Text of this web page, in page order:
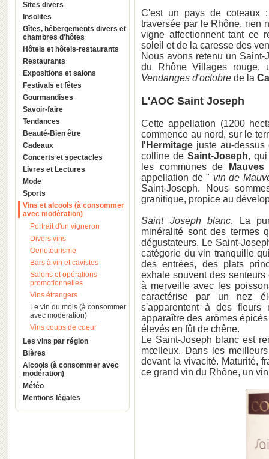
Sites divers
Insolites
Gîtes, hébergements divers et
chambres d'hôtes
Hôtels et hôtels-restaurants
Restaurants
Expositions et salons
Festivals et fêtes
Gourmandises
Savoir-faire
Tendances
Beauté-Bien être
Cadeaux
Concerts et spectacles
Livres et Lectures
Mode
Sports
Vins et alcools (à consommer
avec modération)
Portrait d'un vigneron
Divers vins
Oenotourisme
Bars à vin et cavistes
Salons et opérations
promotionnelles
Vins étrangers
Le vin du mois (à consommer
avec modération)
Vins coups de coeur
Les vins par région
Bières
Alcools (à consommer avec
modération)
Météo
Mentions légales
C'est un pays de coteaux
traversée par le Rhône, rien
vigne affectionnent tant ce
soleil et de la caresse des
Nous avons retenu un
du Rhône Villages
Vendanges d'octobre de la
L'AOC Saint Joseph
Cette appellation (1200
commence au nord, sur le
l'Hermitage juste au-
colline de Saint-Joseph,
les communes de
appellation de " vin de
Saint-Joseph. Nous
granitique, propice au
Saint Joseph blanc. La
minéralité sont des termes
dégustateurs. Le Saint-
catégorie du vin tranquille
des entrées, des plats
exhale souvent des
à merveille avec les
caractérise par un nez
s'apparentent à des fleurs
apparaître des arômes
élevés en fût de chêne.
Le Saint-Joseph blanc est
mœlleux. Dans les
devant la vivacité. Maturité,
ce grand vin du Rhône, un